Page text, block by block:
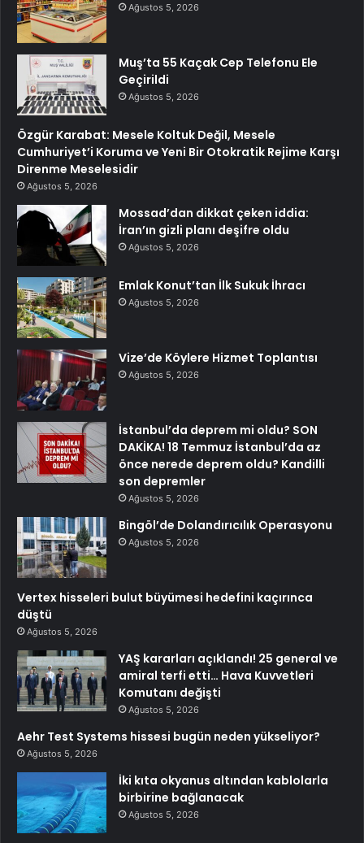
Ağustos 5, 2026
Muş’ta 55 Kaçak Cep Telefonu Ele
Geçirildi
Ağustos 5, 2026
Özgür Karabat: Mesele Koltuk Değil, Mesele
Cumhuriyet’i Koruma ve Yeni Bir Otokratik Rejime Karşı
Direnme Meselesidir
Ağustos 5, 2026
Mossad’dan dikkat çeken iddia:
İran’ın gizli planı deşifre oldu
Ağustos 5, 2026
Emlak Konut’tan İlk Sukuk İhracı
Ağustos 5, 2026
Vize’de Köylere Hizmet Toplantısı
Ağustos 5, 2026
İstanbul’da deprem mi oldu? SON
DAKİKA! 18 Temmuz İstanbul’da az
önce nerede deprem oldu? Kandilli
son depremler
Ağustos 5, 2026
Bingöl’de Dolandırıcılık Operasyonu
Ağustos 5, 2026
Vertex hisseleri bulut büyümesi hedefini kaçırınca
düştü
Ağustos 5, 2026
YAŞ kararları açıklandı! 25 general ve
amiral terfi etti… Hava Kuvvetleri
Komutanı değişti
Ağustos 5, 2026
Aehr Test Systems hissesi bugün neden yükseliyor?
Ağustos 5, 2026
İki kıta okyanus altından kablolarla
birbirine bağlanacak
Ağustos 5, 2026